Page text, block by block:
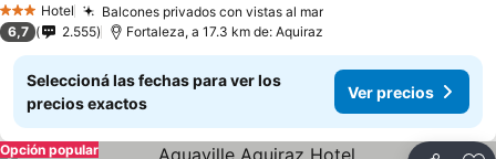
3 Estrellas
Hotel Balcones privados con vistas al marVer precios
6,7 2.555 Fortaleza, a 17.3 km de: Aquiraz
Seleccioná las fechas para ver los
precios exactos
Ver precios
Opción popular